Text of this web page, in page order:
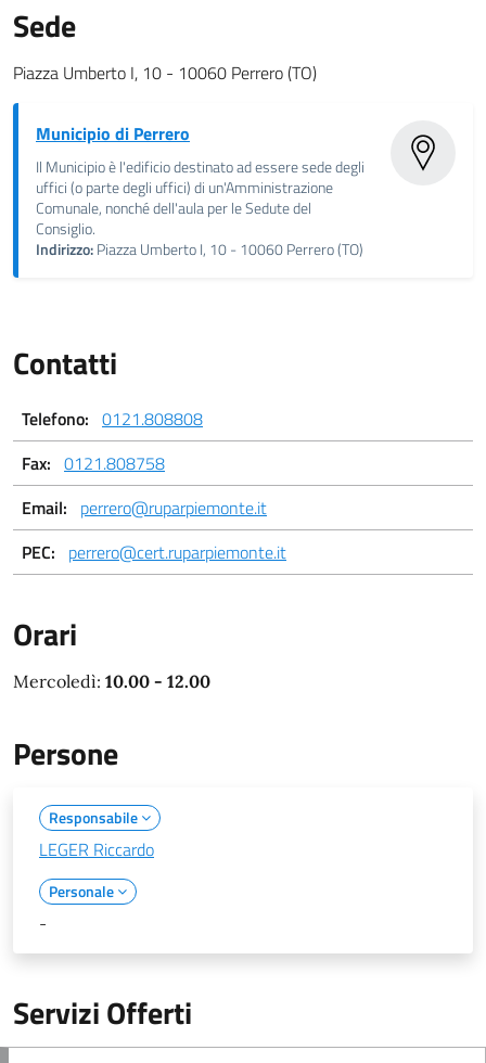
Sede
Piazza Umberto I, 10 - 10060 Perrero (TO)
Municipio di Perrero
Il Municipio è l'edificio destinato ad essere sede degli
uffici (o parte degli uffici) di un'Amministrazione
Comunale, nonché dell'aula per le Sedute del
Consiglio.
Indirizzo:Piazza Umberto I, 10 - 10060 Perrero (TO)
Contatti
Telefono: 0121.808808
Fax: 0121.808758
Email: perrero@ruparpiemonte.it
PEC: perrero@cert.ruparpiemonte.it
Orari
Mercoledì: 10.00 - 12.00
Persone
Responsabile
LEGER Riccardo
Personale
-
Servizi Offerti